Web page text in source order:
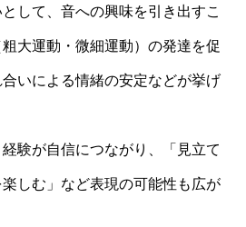
して、音への興味を引き出すこ
大運動・微細運動）の発達を促
いによる情緒の安定などが挙げ
験が自信につながり、「見立て
しむ」など表現の可能性も広が